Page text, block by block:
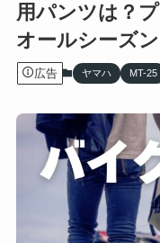
用パンツは？
オールシーズ
広告 ヤマハ MT-25